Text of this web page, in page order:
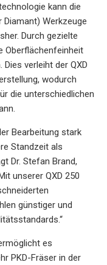
kann die
Diamant) Werkzeuge
Durch gezielte
Oberflächenfeinheit
verleiht der QXD
wodurch
die unterschiedlichen
Bearbeitung stark
Standzeit als
Dr. Stefan Brand,
unserer QXD 250
günstiger und
es
PKD-Fräser in der